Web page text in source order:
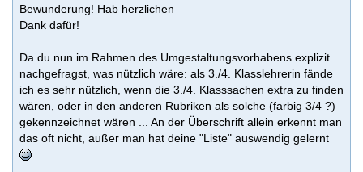
Bewunderung! Hab herzlichen
Dank dafür!
Da du nun im Rahmen des Umgestaltungsvorhabens explizit
nachgefragst, was nützlich wäre: als 3./4. Klasslehrerin fände
ich es sehr nützlich, wenn die 3./4. Klasssachen extra zu finden
wären, oder in den anderen Rubriken als solche (farbig 3/4 ?)
gekennzeichnet wären ... An der Überschrift allein erkennt man
das oft nicht, außer man hat deine "Liste" auswendig gelernt